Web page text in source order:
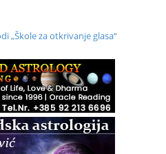
„Škole za otkrivanje glasa“
dimenzija Online – otvoreno za
Zagreb i Online